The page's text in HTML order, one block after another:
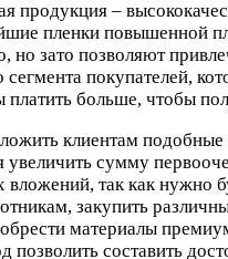
продукция –
пленки повышенной
но зато позволяют
сегмента покупателей,
платить больше, чтобы
клиентам
увеличить сумму
вложений, так как нужно
закупить
материалы
позволить составить